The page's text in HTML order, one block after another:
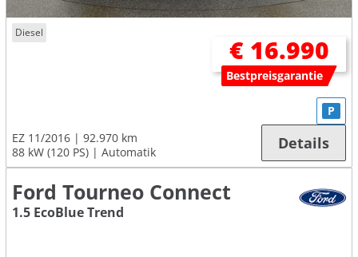
Diesel
€ 16.990
Bestpreisgarantie
EZ 11/2016
92.970 km
88 kW (120 PS)
Automatik
P
Details
Ford Tourneo Connect
1.5 EcoBlue Trend